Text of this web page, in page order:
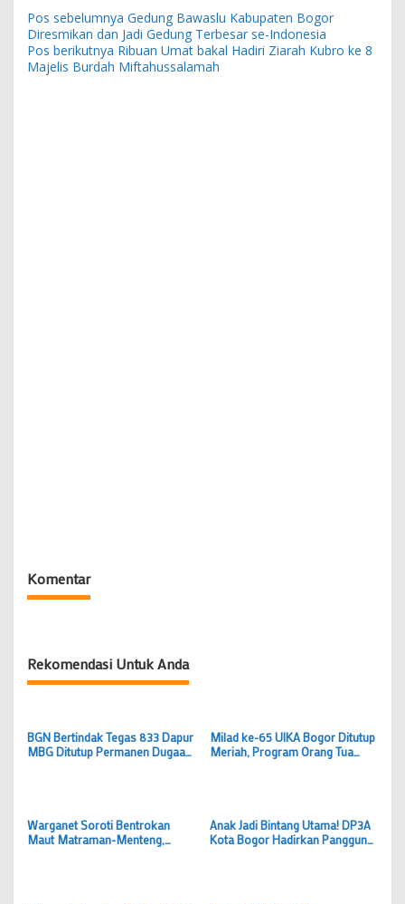
Navigasi
pos
Pos sebelumnya Gedung Bawaslu Kabupaten Bogor
Diresmikan dan Jadi Gedung Terbesar se-Indonesia
Pos berikutnya Ribuan Umat bakal Hadiri Ziarah Kubro ke 8
Majelis Burdah Miftahussalamah
Komentar
Rekomendasi Untuk Anda
BGN Bertindak Tegas 833 Dapur
MBG Ditutup Permanen Dugaan
Milad ke-65 UIKA Bogor Ditutup
Meriah, Program Orang Tua
Warganet Soroti Bentrokan
Maut Matraman-Menteng,
Anak Jadi Bintang Utama! DP3A
Kota Bogor Hadirkan Panggung